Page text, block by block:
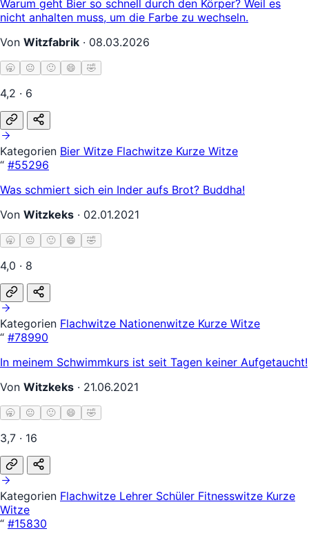
Warum geht Bier so schnell durch den Körper? Weil es
nicht anhalten muss, um die Farbe zu wechseln.
Von Witzfabrik · 08.03.2026
🥱 😐 🙂 😄 🤣
4,2 · 6
Kategorien Bier Witze Flachwitze Kurze Witze
“ #55296
Was schmiert sich ein Inder aufs Brot? Buddha!
Von Witzkeks · 02.01.2021
🥱 😐 🙂 😄 🤣
4,0 · 8
Kategorien Flachwitze Nationenwitze Kurze Witze
“ #78990
In meinem Schwimmkurs ist seit Tagen keiner Aufgetaucht!
Von Witzkeks · 21.06.2021
🥱 😐 🙂 😄 🤣
3,7 · 16
Kategorien Flachwitze Lehrer Schüler Fitnesswitze Kurze
Witze
“ #15830